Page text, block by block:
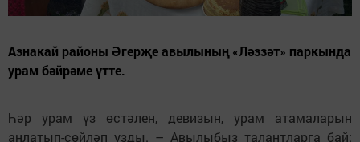
Азнакай районы Әгерҗе авылының «Ләззәт» паркында
урам бәйрәме үтте.
Һәр урам үз өстәлен, девизын, урам атамаларын
аңлатып-сөйләп узды. – Авылыбыз талантларга бай: